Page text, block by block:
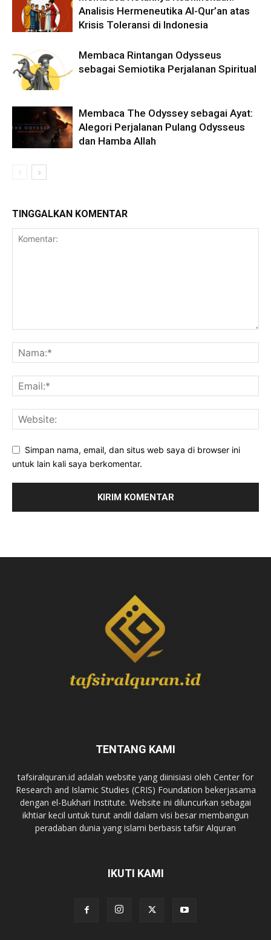
Analisis Hermeneutika Al-Qur’an atas
Krisis Toleransi di Indonesia
Membaca Rintangan Odysseus
sebagai Semiotika Perjalanan Spiritual
Membaca The Odyssey sebagai Ayat:
Alegori Perjalanan Pulang Odysseus
dan Hamba Allah
TINGGALKAN KOMENTAR
Simpan nama, email, dan situs web saya di browser ini
untuk lain kali saya berkomentar.
TENTANG KAMI
tafsiralquran.id adalah website yang diinisiasi oleh Center for
Research and Islamic Studies (CRIS) Foundation bekerjasama
dengan el-Bukhari Institute. Website ini diluncurkan sebagai
ikhtiar kecil untuk turut andil dalam visi besar membangun
peradaban dunia yang islami berbasis tafsir Alquran
IKUTI KAMI